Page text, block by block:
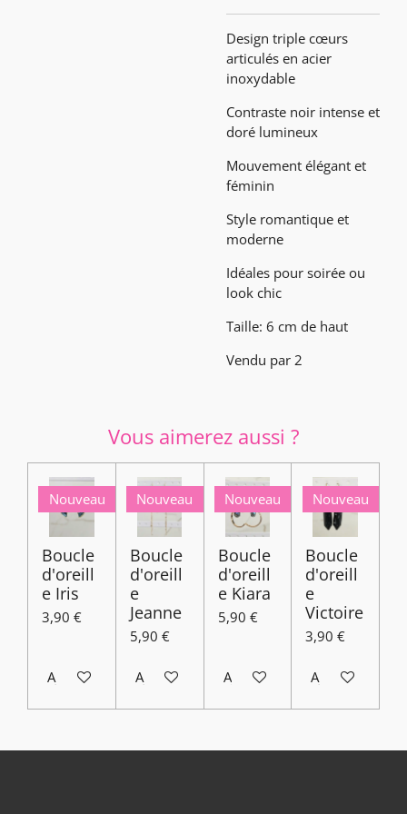
Design triple cœurs
articulés en acier
inoxydable
Contraste noir intense et
doré lumineux
Mouvement élégant et
féminin
Style romantique et
moderne
Idéales pour soirée ou
look chic
Taille: 6 cm de haut
Vendu par 2
Vous aimerez aussi ?
Nouveau
Boucle
d'oreill
e Iris
3,90 €
Ajouter au panier
Nouveau
Boucle
d'oreill
e
Jeanne
5,90 €
Ajouter au panier
Nouveau
Boucle
d'oreill
e Kiara
5,90 €
Ajouter au panier
Nouveau
Boucle
d'oreill
e
Victoire
3,90 €
Ajouter au